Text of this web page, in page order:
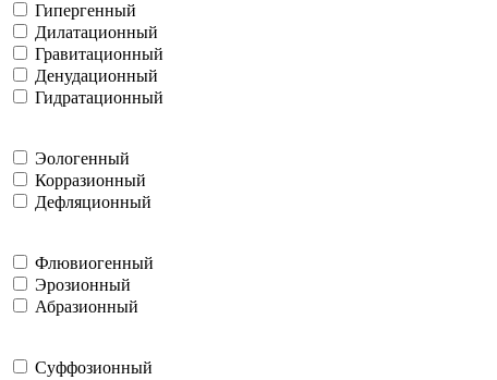
Гипергенный
Дилатационный
Гравитационный
Денудационный
Гидратационный
Эологенный
Корразионный
Дефляционный
Флювиогенный
Эрозионный
Абразионный
Суффозионный